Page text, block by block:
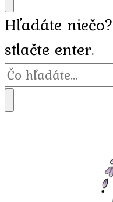
Hľadáte niečo?
stlačte enter.